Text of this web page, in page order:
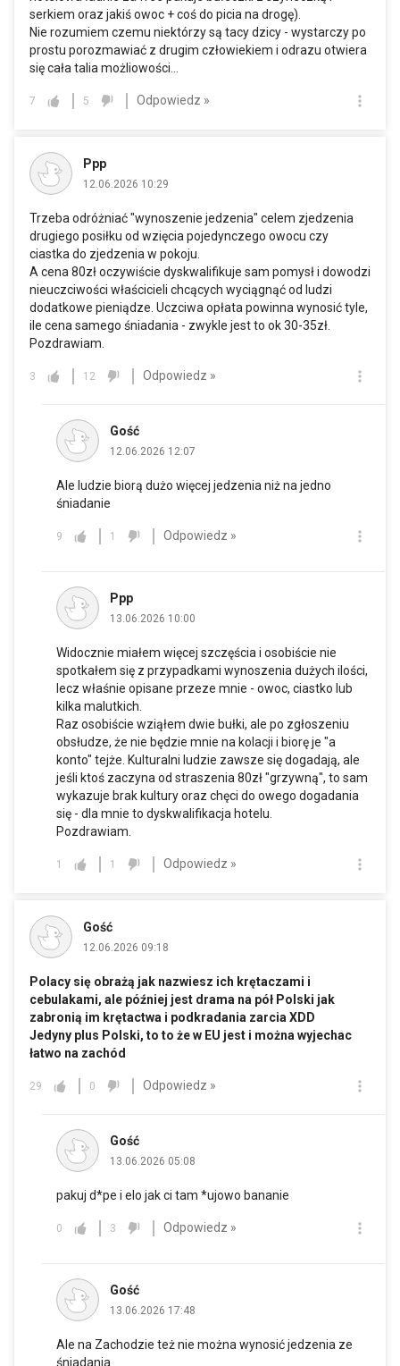
serkiem oraz jakiś owoc + coś do picia na drogę).
Nie rozumiem czemu niektórzy są tacy dzicy - wystarczy po
prostu porozmawiać z drugim człowiekiem i odrazu otwiera
się cała talia możliowości...
7 5 Odpowiedz »
Ppp
12.06.2026 10:29
Trzeba odróżniać "wynoszenie jedzenia" celem zjedzenia
drugiego posiłku od wzięcia pojedynczego owocu czy
ciastka do zjedzenia w pokoju.
A cena 80zł oczywiście dyskwalifikuje sam pomysł i dowodzi
nieuczciwości właścicieli chcących wyciągnąć od ludzi
dodatkowe pieniądze. Uczciwa opłata powinna wynosić tyle,
ile cena samego śniadania - zwykle jest to ok 30-35zł.
Pozdrawiam.
3 12 Odpowiedz »
Gość
12.06.2026 12:07
Ale ludzie biorą dużo więcej jedzenia niż na jedno
śniadanie
9 1 Odpowiedz »
Ppp
13.06.2026 10:00
Widocznie miałem więcej szczęścia i osobiście nie
spotkałem się z przypadkami wynoszenia dużych ilości,
lecz właśnie opisane przeze mnie - owoc, ciastko lub
kilka malutkich.
Raz osobiście wziąłem dwie bułki, ale po zgłoszeniu
obsłudze, że nie będzie mnie na kolacji i biorę je "a
konto" tejże. Kulturalni ludzie zawsze się dogadają, ale
jeśli ktoś zaczyna od straszenia 80zł "grzywną", to sam
wykazuje brak kultury oraz chęci do owego dogadania
się - dla mnie to dyskwalifikacja hotelu.
Pozdrawiam.
1 1 Odpowiedz »
Gość
12.06.2026 09:18
Polacy się obrażą jak nazwiesz ich krętaczami i
cebulakami, ale później jest drama na pół Polski jak
zabronią im krętactwa i podkradania zarcia XDD
Jedyny plus Polski, to to że w EU jest i można wyjechac
łatwo na zachód
29 0 Odpowiedz »
Gość
13.06.2026 05:08
pakuj d*pe i elo jak ci tam *ujowo bananie
0 3 Odpowiedz »
Gość
13.06.2026 17:48
Ale na Zachodzie też nie można wynosić jedzenia ze
śniadania.